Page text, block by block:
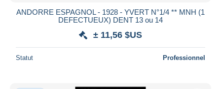
ANDORRE ESPAGNOL - 1928 - YVERT N°1/4 ** MNH (1
DEFECTUEUX) DENT 13 ou 14
± 11,56 $US
Statut Professionnel